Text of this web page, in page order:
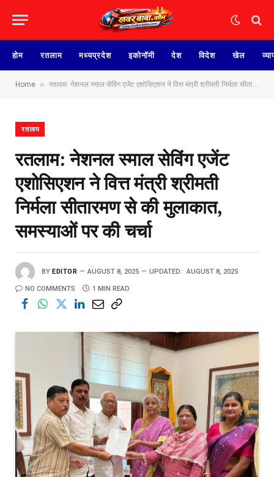
होम रतलाम मध्यप्रदेश इकोनॉमी देश विदेश खेल
Home » रतलाम: नेशनल स्माल सेविंग एजेंट एशोसिएशन ने वित्त मंत्री श्रीमती निर्मला सीतारमण से की मुलाकात, समस्याओं पर की चर्चा
रतलाम
रतलाम: नेशनल स्माल सेविंग एजेंट
एशोसिएशन ने वित्त मंत्री श्रीमती
निर्मला सीतारमण से की मुलाकात,
समस्याओं पर की चर्चा
BY EDITOR AUGUST 8, 2025 UPDATED: AUGUST 8, 2025
NO COMMENTS 1 MIN READ